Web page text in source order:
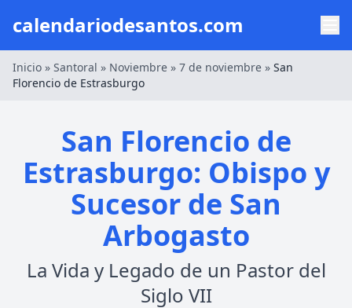
calendariodesantos.com
Inicio » Santoral » Noviembre » 7 de noviembre » San
Florencio de Estrasburgo
San Florencio de
Estrasburgo: Obispo y
Sucesor de San
Arbogasto
La Vida y Legado de un Pastor del
Siglo VII